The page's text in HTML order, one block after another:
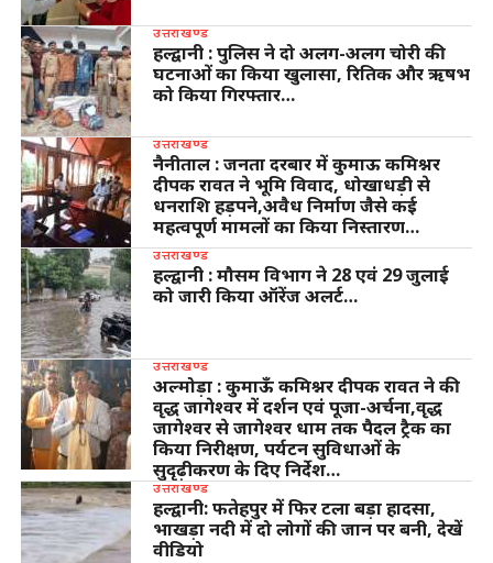
उत्तराखण्ड
हल्द्वानी : पुलिस ने दो अलग-अलग चोरी की
घटनाओं का किया खुलासा, रितिक और ऋषभ
को किया गिरफ्तार…
उत्तराखण्ड
नैनीताल : जनता दरबार में कुमाऊ कमिश्नर
दीपक रावत ने भूमि विवाद, धोखाधड़ी से
धनराशि हड़पने,अवैध निर्माण जैसे कई
महत्वपूर्ण मामलों का किया निस्तारण…
उत्तराखण्ड
हल्द्वानी : मौसम विभाग ने 28 एवं 29 जुलाई
को जारी किया ऑरेंज अलर्ट…
उत्तराखण्ड
अल्मोड़ा : कुमाऊँ कमिश्नर दीपक रावत ने की
वृद्ध जागेश्वर में दर्शन एवं पूजा-अर्चना,वृद्ध
जागेश्वर से जागेश्वर धाम तक पैदल ट्रैक का
किया निरीक्षण, पर्यटन सुविधाओं के
सुदृढ़ीकरण के दिए निर्देश…
उत्तराखण्ड
हल्द्वानी: फतेहपुर में फिर टला बड़ा हादसा,
भाखड़ा नदी में दो लोगों की जान पर बनी, देखें
वीडियो